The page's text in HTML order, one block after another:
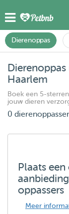
Dierenoppas
Haarlem
Boek een 5-
jouw dieren
0
Plaats
oppassers
Meer